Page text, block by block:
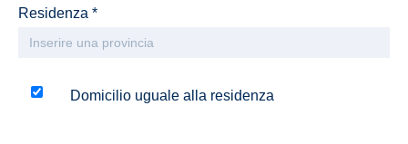
Residenza *
Domicilio uguale alla residenza